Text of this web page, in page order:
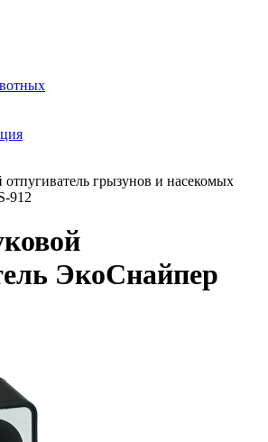
отпугиватель грызунов и насекомых
912
ЭкоСнайпер